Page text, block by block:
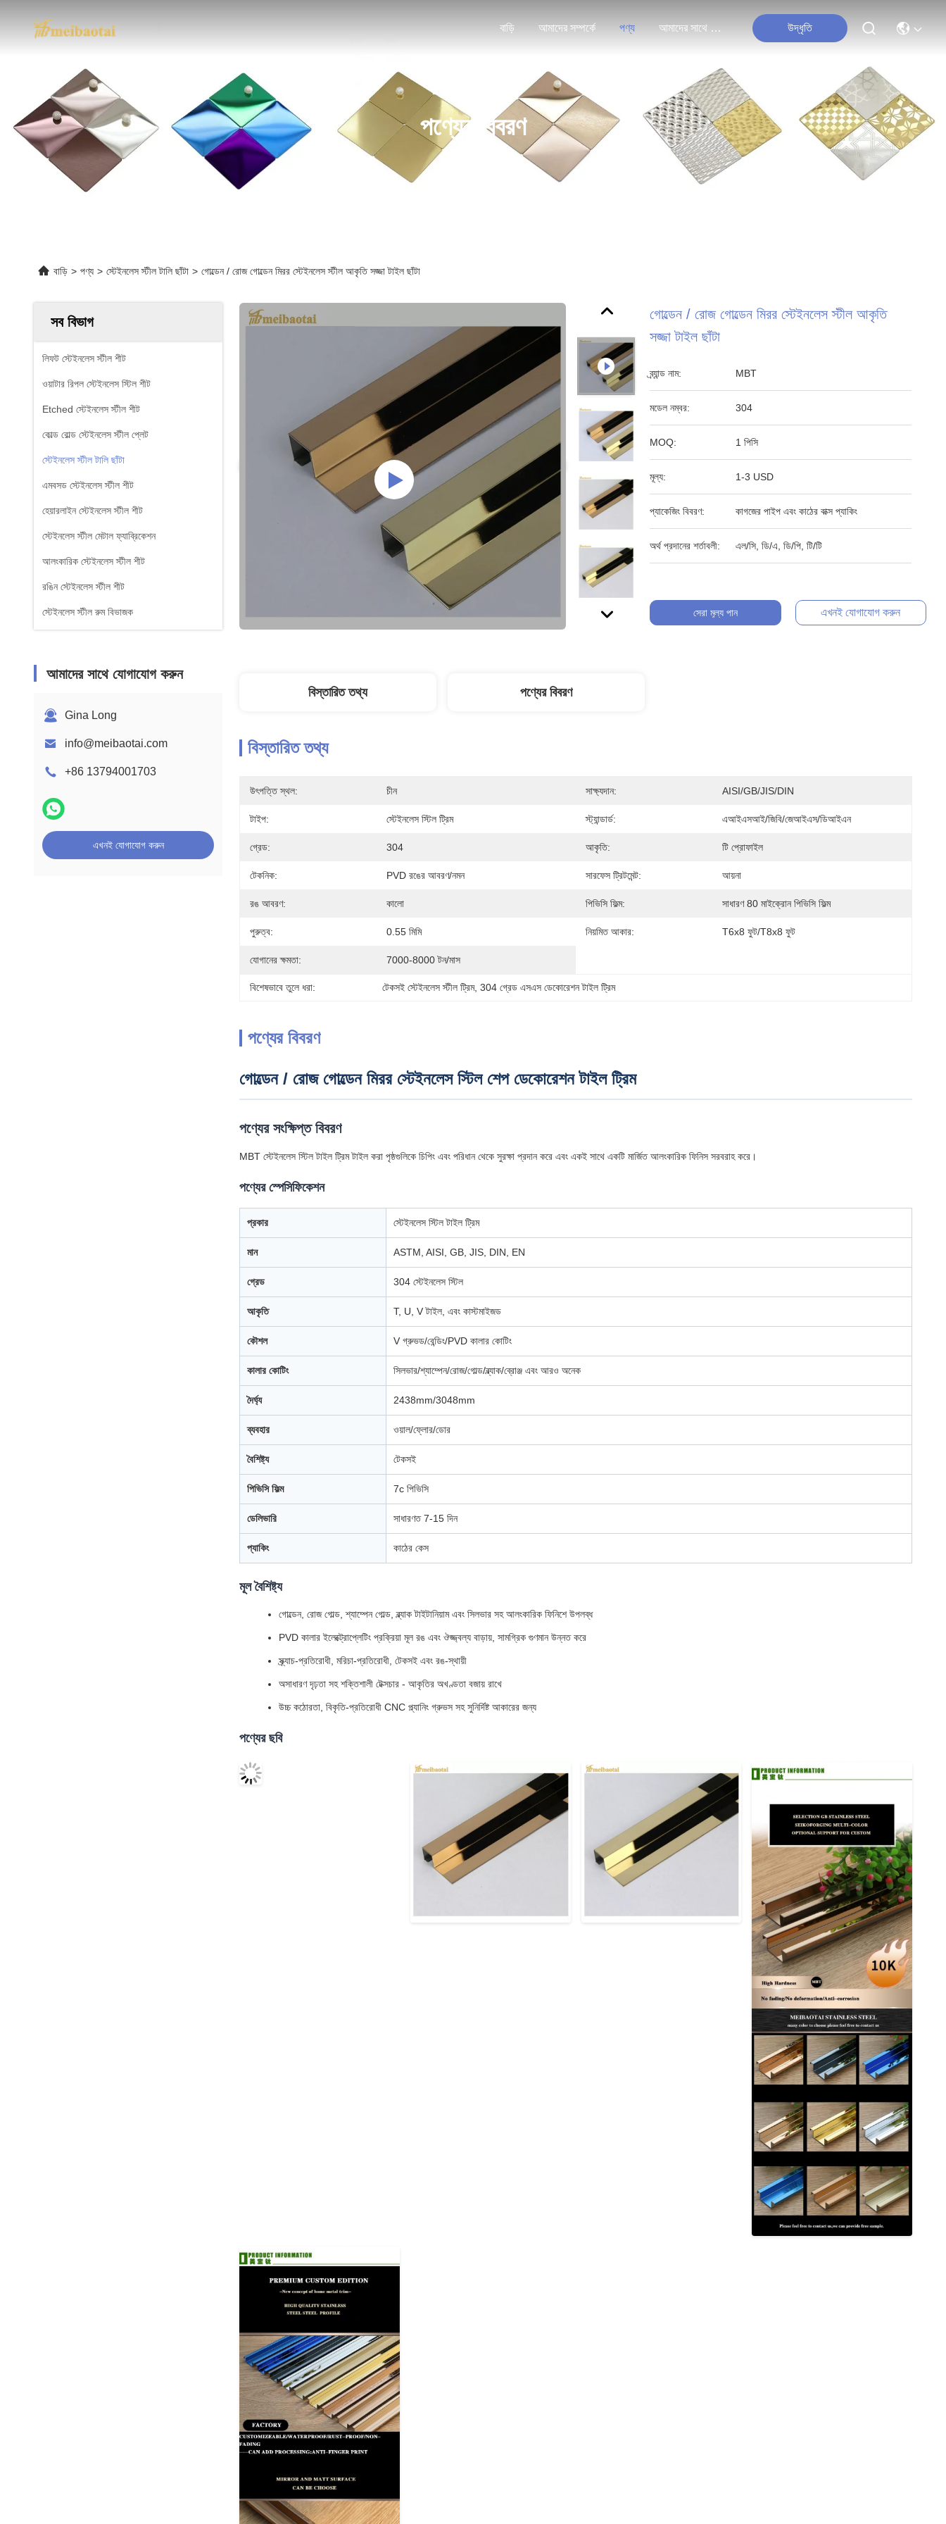
বাড়ি আমাদের সম্পর্কে পণ্য আমাদের সাথে যোগাযোগ করুন উদ্ধৃতি
পণ্যের বিবরণ
বাড়ি > পণ্য > স্টেইনলেস স্টীল টালি ছাঁটা > গোল্ডেন / রোজ গোল্ডেন মিরর স্টেইনলেস স্টীল আকৃতি সজ্জা টাইল ছাঁটা
সব বিভাগ
লিফট স্টেইনলেস স্টীল শীট
ওয়াটার রিপল স্টেইনলেস স্টিল শীট
Etched স্টেইনলেস স্টীল শীট
কোল্ড রোল্ড স্টেইনলেস স্টীল প্লেট
স্টেইনলেস স্টীল টালি ছাঁটা
এমবসড স্টেইনলেস স্টীল শীট
হেয়ারলাইন স্টেইনলেস স্টীল শীট
স্টেইনলেস স্টীল মেটাল ফ্যাব্রিকেশন
আলংকারিক স্টেইনলেস স্টীল শীট
রঙিন স্টেইনলেস স্টীল শীট
স্টেইনলেস স্টীল রুম বিভাজক
আমাদের সাথে যোগাযোগ করুন
Gina Long
info@meibaotai.com
+86 13794001703
এখনই যোগাযোগ করুন
গোল্ডেন / রোজ গোল্ডেন মিরর স্টেইনলেস স্টীল আকৃতি
সজ্জা টাইল ছাঁটা
ব্র্যান্ড নাম: MBT
মডেল নম্বর: 304
MOQ: 1 পিসি
মূল্য: 1-3 USD
প্যাকেজিং বিবরণ: কাগজের পাইপ এবং কাঠের বাক্স প্যাকিং
অর্থ প্রদানের শর্তাবলী: এল/সি, ডি/এ, ডি/পি, টি/টি
সেরা মূল্য পান এখনই যোগাযোগ করুন
বিস্তারিত তথ্য পণ্যের বিবরণ
বিস্তারিত তথ্য
উৎপত্তি স্থল: চীন সাক্ষ্যদান: AISI/GB/JIS/DIN
টাইপ: স্টেইনলেস স্টিল ট্রিম স্ট্যান্ডার্ড: এআইএসআই/জিবি/জেআইএস/ডিআইএন
গ্রেড: 304 আকৃতি: টি প্রোফাইল
টেকনিক: PVD রঙের আবরণ/নমন সারফেস ট্রিটমেন্ট: আয়না
রঙ আবরণ: কালো পিভিসি ফিল্ম: সাধারণ 80 মাইক্রোন পিভিসি ফিল্ম
পুরুত্ব: 0.55 মিমি নিয়মিত আকার: T6x8 ফুট/T8x8 ফুট
যোগানের ক্ষমতা: 7000-8000 টন/মাস
বিশেষভাবে তুলে ধরা: টেকসই স্টেইনলেস স্টীল ট্রিম, 304 গ্রেড এসএস ডেকোরেশন টাইল ট্রিম
পণ্যের বিবরণ
গোল্ডেন / রোজ গোল্ডেন মিরর স্টেইনলেস স্টিল শেপ ডেকোরেশন টাইল ট্রিম
পণ্যের সংক্ষিপ্ত বিবরণ
MBT স্টেইনলেস স্টিল টাইল ট্রিম টাইল করা পৃষ্ঠগুলিকে চিপিং এবং পরিধান থেকে সুরক্ষা প্রদান করে এবং একই সাথে একটি মার্জিত আলংকারিক ফিনিস সরবরাহ করে।
পণ্যের স্পেসিফিকেশন
প্রকার স্টেইনলেস স্টিল টাইল ট্রিম
মান ASTM, AISI, GB, JIS, DIN, EN
গ্রেড 304 স্টেইনলেস স্টিল
আকৃতি T, U, V টাইল, এবং কাস্টমাইজড
কৌশল V গ্রুভড/বেন্ডিং/PVD কালার কোটিং
কালার কোটিং সিলভার/শ্যাম্পেন/রোজ/গোল্ড/ব্ল্যাক/ব্রোঞ্জ এবং আরও অনেক
দৈর্ঘ্য 2438mm/3048mm
ব্যবহার ওয়াল/ফ্লোর/ডোর
বৈশিষ্ট্য টেকসই
পিভিসি ফিল্ম 7c পিভিসি
ডেলিভারি সাধারণত 7-15 দিন
প্যাকিং কাঠের কেস
মূল বৈশিষ্ট্য
গোল্ডেন, রোজ গোল্ড, শ্যাম্পেন গোল্ড, ব্ল্যাক টাইটানিয়াম এবং সিলভার সহ আলংকারিক ফিনিশে উপলব্ধ
PVD কালার ইলেক্ট্রোপ্লেটিং প্রক্রিয়া মূল রঙ এবং ঔজ্জ্বল্য বাড়ায়, সামগ্রিক গুণমান উন্নত করে
স্ক্র্যাচ-প্রতিরোধী, মরিচা-প্রতিরোধী, টেকসই এবং রঙ-স্থায়ী
অসাধারণ দৃঢ়তা সহ শক্তিশালী টেক্সচার - আকৃতির অখণ্ডতা বজায় রাখে
উচ্চ কঠোরতা, বিকৃতি-প্রতিরোধী CNC প্ল্যানিং গ্রুভস সহ সুনির্দিষ্ট আকারের জন্য
পণ্যের ছবি